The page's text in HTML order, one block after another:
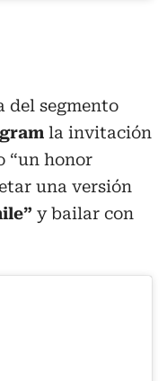
del segmento
la invitación
“un honor
una versión
y bailar con